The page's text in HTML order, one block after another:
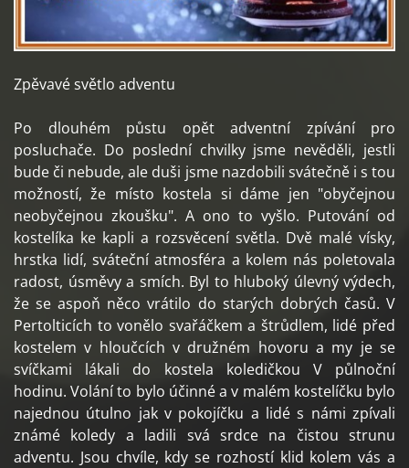
Zpěvavé světlo adventu
Po dlouhém půstu opět adventní zpívání pro
posluchače. Do poslední chvilky jsme nevěděli, jestli
bude či nebude, ale duši jsme nazdobili svátečně i s tou
možností, že místo kostela si dáme jen "obyčejnou
neobyčejnou zkoušku". A ono to vyšlo. Putování od
kostelíka ke kapli a rozsvěcení světla. Dvě malé vísky,
hrstka lidí, sváteční atmosféra a kolem nás poletovala
radost, úsměvy a smích. Byl to hluboký úlevný výdech,
že se aspoň něco vrátilo do starých dobrých časů. V
Pertolticích to vonělo svařáčkem a štrůdlem, lidé před
kostelem v hloučcích v družném hovoru a my je se
svíčkami lákali do kostela koledičkou V půlnoční
hodinu. Volání to bylo účinné a v malém kostelíčku bylo
najednou útulno jak v pokojíčku a lidé s námi zpívali
známé koledy a ladili svá srdce na čistou strunu
adventu. Jsou chvíle, kdy se rozhostí klid kolem vás a